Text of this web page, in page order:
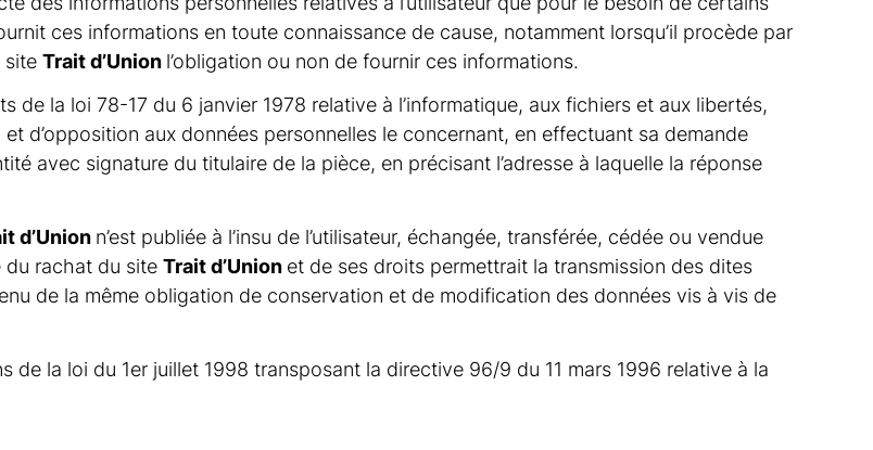
ces informations en toute connaissance de cause, notamment lorsqu’il procède par
site Trait d’Union l’obligation ou non de fournir ces informations.
la loi 78-17 du 6 janvier 1978 relative à l’informatique, aux fichiers et aux libertés,
d’opposition aux données personnelles le concernant, en effectuant sa demande
avec signature du titulaire de la pièce, en précisant l’adresse à laquelle la réponse
d’Union n’est publiée à l’insu de l’utilisateur, échangée, transférée, cédée ou vendue
du rachat du site Trait d’Union et de ses droits permettrait la transmission des dites
de la même obligation de conservation et de modification des données vis à vis de
la loi du 1er juillet 1998 transposant la directive 96/9 du 11 mars 1996 relative à la